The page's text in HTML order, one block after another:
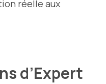
réelle aux
d’Expert